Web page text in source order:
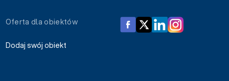
Oferta dla obiektów
Dodaj swój obiekt